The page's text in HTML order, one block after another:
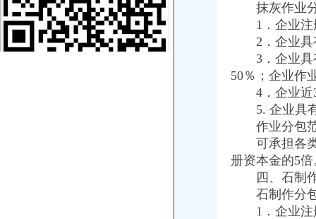
重庆广电移动电视有限责任公司2017年度移动电视行业广告代理项目
商务服务企业页|商务服务企业名录第35页--企业链页
渝中区代办营业执照
重庆市国土资源和房屋管理局关于试行房地产中介代理代办示范合同的
渝中区执照代办,渝中区工商代办可靠,浩业可靠的代办公司-优变商
【多图】渝中区朝天门听江大厦一线江景房大3房视野采光好-成淑梅
抹灰作业分
1．企业注
2．企业具有
3．企业具有
50％；企业作
4．企业近3
5. 企业具有
作业分包
可承担各类
册资本金的5倍
四、石制作
石制作分包
1．企业注